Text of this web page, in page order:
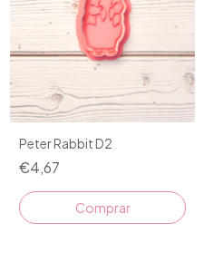
Peter Rabbit D2
€4,67
Comprar